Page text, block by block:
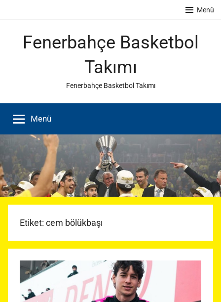
Menü
Fenerbahçe Basketbol
Takımı
Fenerbahçe Basketbol Takımı
Menü
Etiket: cem bölükbaşı